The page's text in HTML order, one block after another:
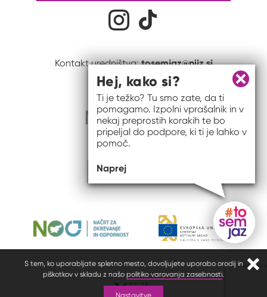
S tem, ko uporabljate spletno mesto, dovoljujete uporabo orodij in
piškotkov v skladu z našo politiko varovanja zasebnosti.
Nastavitve
Družabna omrežja
Kontakt uredništva:tosemjaz@nijz.si
Gumb
Zapri
Hej, kako si?
Ti je težko? Tu smo zate, da ti
pomagamo. Izpolni vprašalnik in v
nekaj preprostih korakih te bo
pripeljal do podpore, ki ti je lahko v
pomoč.
Naprej